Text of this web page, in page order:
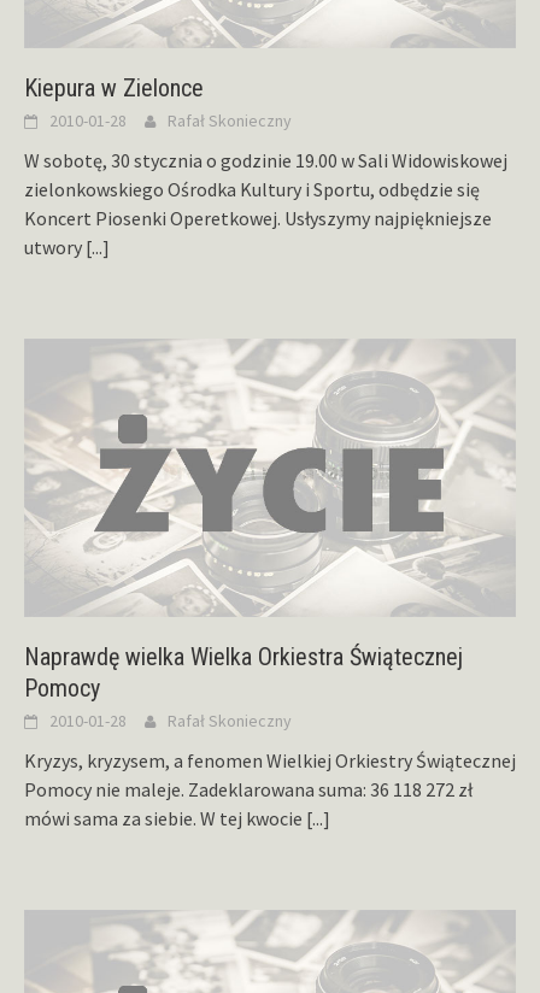
Kiepura w Zielonce
2010-01-28 Rafał Skonieczny
W sobotę, 30 stycznia o godzinie 19.00 w Sali Widowiskowej
zielonkowskiego Ośrodka Kultury i Sportu, odbędzie się
Koncert Piosenki Operetkowej. Usłyszymy najpiękniejsze
utwory [...]
Naprawdę wielka Wielka Orkiestra Świątecznej
Pomocy
2010-01-28 Rafał Skonieczny
Kryzys, kryzysem, a fenomen Wielkiej Orkiestry Świątecznej
Pomocy nie maleje. Zadeklarowana suma: 36 118 272 zł
mówi sama za siebie. W tej kwocie [...]